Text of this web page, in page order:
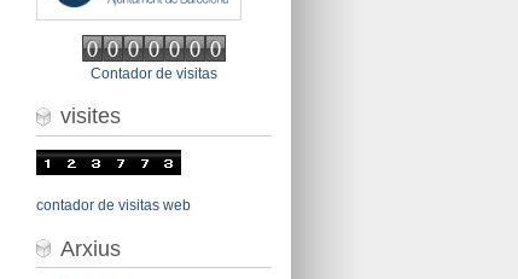
Contador de visitas
visites
contador de visitas web
Arxius